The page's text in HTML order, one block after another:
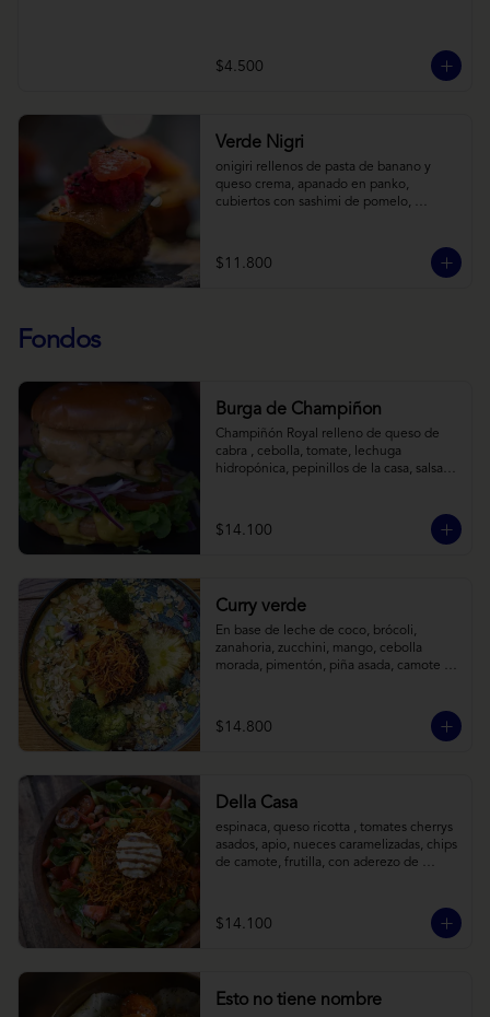
$4.500
Verde Nigri
onigiri rellenos de pasta de banano y
queso crema, apanado en panko,
cubiertos con sashimi de pomelo,
de crema de coco con wasabi y tierra de
cochayuyo.
$11.800
Fondos
Burga de Champiñon
Champiñón Royal relleno de queso de
cabra , cebolla, tomate, lechuga
hidropónica, pepinillos de la casa, salsa
$14.100
Curry verde
En base de leche de coco, brócoli,
zanahoria, zucchini, mango, cebolla
morada, pimentón, piña asada, camote
$14.800
Della Casa
espinaca, queso ricotta , tomates cherrys
asados, apio, nueces caramelizadas, chips
de camote, frutilla, con aderezo de
$14.100
Esto no tiene nombre